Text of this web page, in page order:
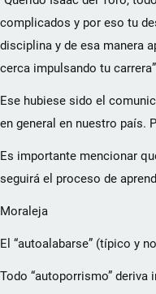
complicados y por eso tu
disciplina y de esa manera
cerca impulsando tu
Ese hubiese sido el
en general en nuestro país.
Es importante mencionar
seguirá el proceso de
Moraleja
El “autoalabarse” (típico y
Todo “autoporrismo”